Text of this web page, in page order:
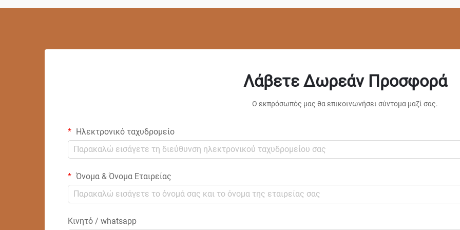
Λάβετε Δωρεάν Προσφορά
Ο εκπρόσωπός μας θα επικοινωνήσει σύντομα μαζί σας.
Ηλεκτρονικό ταχυδρομείο
Όνομα & Όνομα Εταιρείας
Κινητό / whatsapp